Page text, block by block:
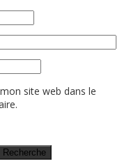
site web dans le